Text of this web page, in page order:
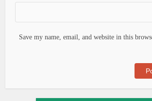
Save my name, email, and website in this